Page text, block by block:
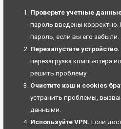
Проверьте учетные
пароль введены корректно.
пароль, если вы его забыли.
Перезапустите устройство.
перезагрузка компьютера
решить проблему.
Очистите кэш и cookies
устранить проблемы,
данными.
Используйте VPN. Если